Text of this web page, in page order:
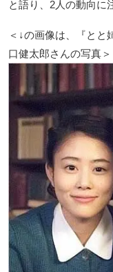
と語り、2人の動向に
＜↓の画像は、『とと
口健太郎さんの写真＞